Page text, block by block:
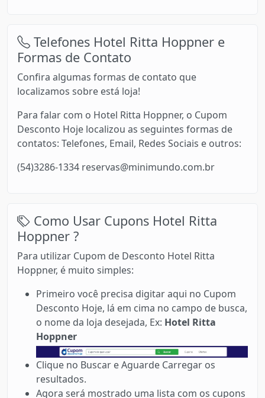
Telefones Hotel Ritta Hoppner e
Formas de Contato
Confira algumas formas de contato que
localizamos sobre está loja!
Para falar com o Hotel Ritta Hoppner, o Cupom
Desconto Hoje localizou as seguintes formas de
contatos: Telefones, Email, Redes Sociais e outros:
(54)3286-1334 reservas@minimundo.com.br
Como Usar Cupons Hotel Ritta
Hoppner ?
Para utilizar Cupom de Desconto Hotel Ritta
Hoppner, é muito simples:
Primeiro você precisa digitar aqui no Cupom
Desconto Hoje, lá em cima no campo de busca,
o nome da loja desejada, Ex: Hotel Ritta
Hoppner
Clique no Buscar e Aguarde Carregar os
resultados.
Agora será mostrado uma lista com os cupons